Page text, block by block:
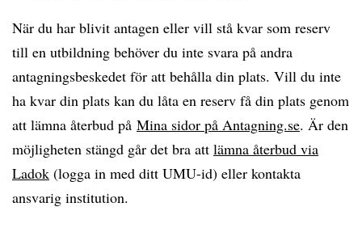
När du har blivit antagen eller vill stå kvar som reserv
till en utbildning behöver du inte svara på andra
antagningsbeskedet för att behålla din plats. Vill du inte
ha kvar din plats kan du låta en reserv få din plats genom
att lämna återbud på Mina sidor på Antagning.se. Är den
möjligheten stängd går det bra att lämna återbud via
Ladok (logga in med ditt UMU-id) eller kontakta
ansvarig institution.